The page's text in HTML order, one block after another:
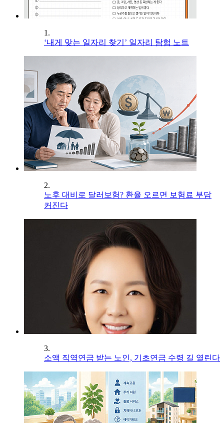
1.
‘내게 맞는 일자리 찾기’ 일자리 탐험 노트
2.
노후 대비로 달러보험? 환율 오르면 보험료 부담
커진다
3.
소액 직역연금 받는 노인, 기초연금 수령 길 열린다